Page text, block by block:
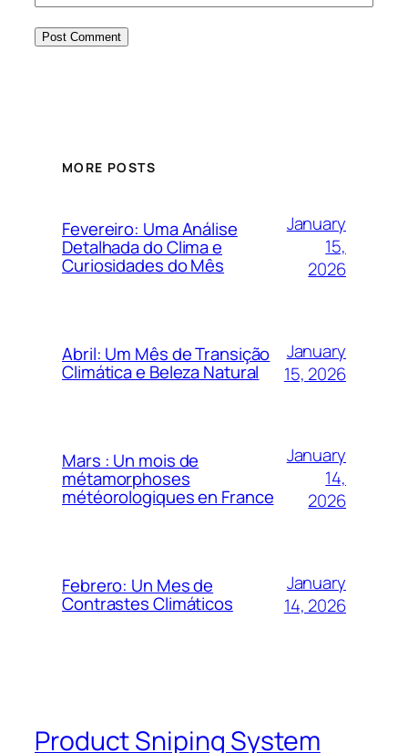
MORE POSTS
Fevereiro: Uma Análise
Detalhada do Clima e
Curiosidades do Mês
January
15,
2026
Abril: Um Mês de Transição
Climática e Beleza Natural
January
15, 2026
Mars : Un mois de
métamorphoses
météorologiques en France
January
14,
2026
Febrero: Un Mes de
Contrastes Climáticos
January
14, 2026
Product Sniping System